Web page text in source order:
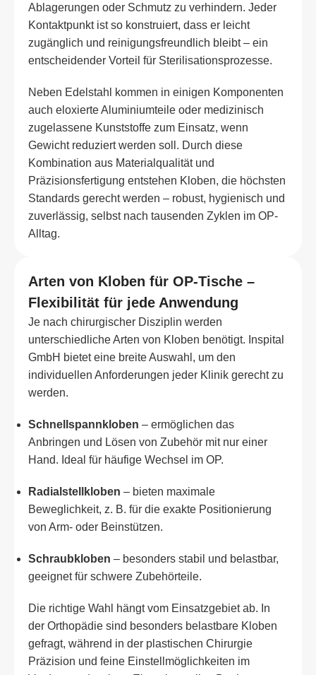
Ablagerungen oder Schmutz zu verhindern. Jeder
Kontaktpunkt ist so konstruiert, dass er leicht
zugänglich und reinigungsfreundlich bleibt – ein
entscheidender Vorteil für Sterilisationsprozesse.
Neben Edelstahl kommen in einigen Komponenten
auch eloxierte Aluminiumteile oder medizinisch
zugelassene Kunststoffe zum Einsatz, wenn
Gewicht reduziert werden soll. Durch diese
Kombination aus Materialqualität und
Präzisionsfertigung entstehen Kloben, die höchsten
Standards gerecht werden – robust, hygienisch und
zuverlässig, selbst nach tausenden Zyklen im OP-
Alltag.
Arten von Kloben für OP-Tische –
Flexibilität für jede Anwendung
Je nach chirurgischer Disziplin werden
unterschiedliche Arten von Kloben benötigt. Inspital
GmbH bietet eine breite Auswahl, um den
individuellen Anforderungen jeder Klinik gerecht zu
werden.
Schnellspannkloben – ermöglichen das
Anbringen und Lösen von Zubehör mit nur einer
Hand. Ideal für häufige Wechsel im OP.
Radialstellkloben – bieten maximale
Beweglichkeit, z. B. für die exakte Positionierung
von Arm- oder Beinstützen.
Schraubkloben – besonders stabil und belastbar,
geeignet für schwere Zubehörteile.
Die richtige Wahl hängt vom Einsatzgebiet ab. In
der Orthopädie sind besonders belastbare Kloben
gefragt, während in der plastischen Chirurgie
Präzision und feine Einstellmöglichkeiten im